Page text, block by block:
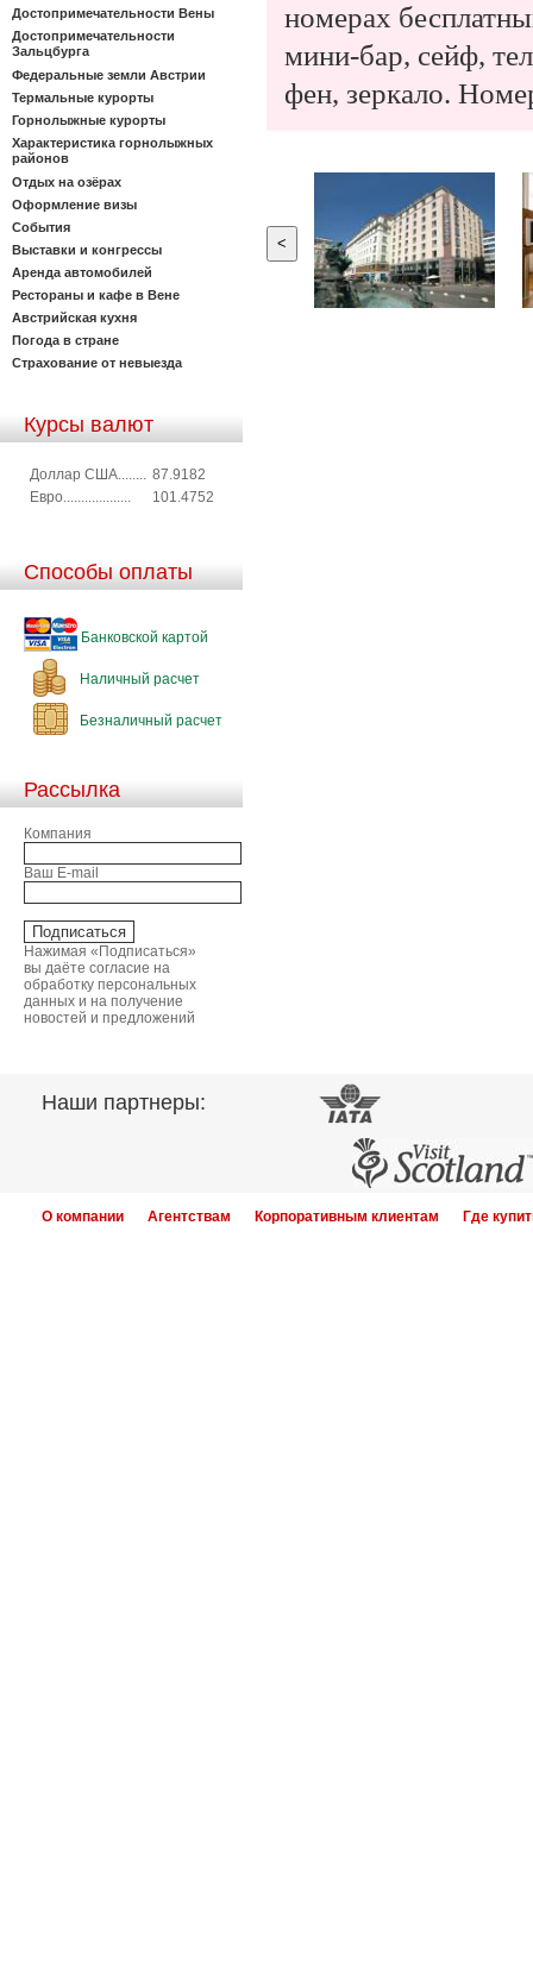
Достопримечательности Вены
Достопримечательности
Зальцбурга
Федеральные земли Австрии
Термальные курорты
Горнолыжные курорты
Характеристика горнолыжных
районов
Отдых на озёрах
Оформление визы
События
Выставки и конгрессы
Аренда автомобилей
Рестораны и кафе в Вене
Австрийская кухня
Погода в стране
Страхование от невыезда
Курсы валют
Доллар США........ 87.9182
Евро...................
101.4752
Способы оплаты
Банковской картой
Наличный расчет
Безналичный расчет
Рассылка
Компания
Ваш E-mail
Нажимая «Подписаться»
вы даёте согласие на
обработку персональных
данных и на получение
новостей и предложений
номерах
мини-бар, сейф,
фен, зеркало.
<
Наши партнеры:
О компании Агентствам Корпоративным клиентам Где